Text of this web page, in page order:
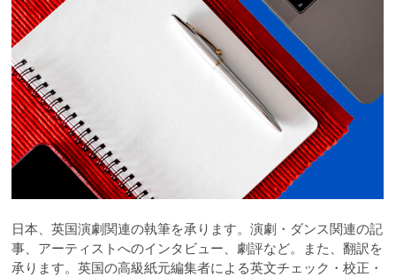
日本、英国演劇関連の執筆を承ります。演劇・ダンス関連の記
事、アーティストへのインタビュー、劇評など。また、翻訳を
承ります。英国の高級紙元編集者による英文チェック・校正・